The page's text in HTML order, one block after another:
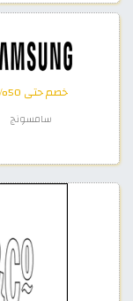
خصم حتى 50%
سامسونج